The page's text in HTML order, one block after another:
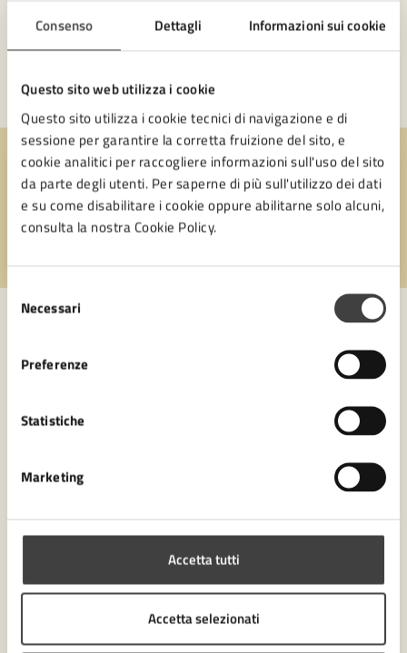
Consenso Dettagli Informazioni sui cookie
Questo sito web utilizza i cookie
Questo sito utilizza i cookie tecnici di navigazione e di
sessione per garantire la corretta fruizione del sito, e
cookie analitici per raccogliere informazioni sull'uso del sito
da parte degli utenti. Per saperne di più sull'utilizzo dei dati
e su come disabilitare i cookie oppure abilitarne solo alcuni,
consulta la nostra Cookie Policy.
Selezione
delNecessari
Preferenze
Statistiche
Marketing
Accetta tutti
Accetta selezionati
Quanto sono chiare le informazioni su questa
pagina?
Contatta il comune
Numero verde 0547-356111
Segnala disservizio